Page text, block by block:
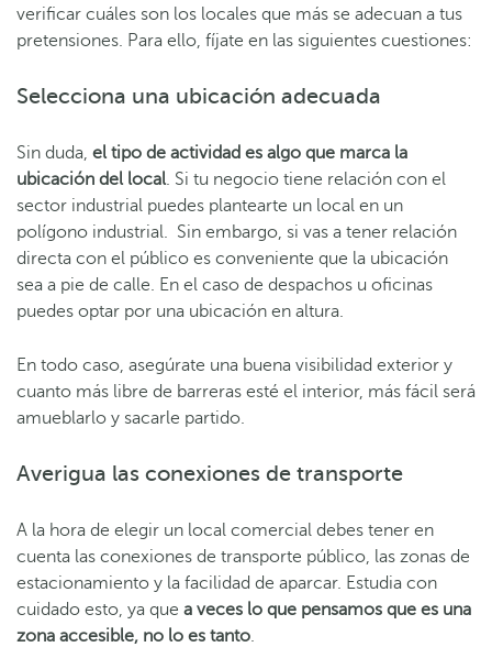
verificar cuáles son los locales que más se adecuan a tus
pretensiones. Para ello, fíjate en las siguientes cuestiones:
Selecciona una ubicación adecuada
Sin duda, el tipo de actividad es algo que marca la
ubicación del local. Si tu negocio tiene relación con el
sector industrial puedes plantearte un local en un
polígono industrial. Sin embargo, si vas a tener relación
directa con el público es conveniente que la ubicación
sea a pie de calle. En el caso de despachos u oficinas
puedes optar por una ubicación en altura.
En todo caso, asegúrate una buena visibilidad exterior y
cuanto más libre de barreras esté el interior, más fácil será
amueblarlo y sacarle partido.
Averigua las conexiones de transporte
A la hora de elegir un local comercial debes tener en
cuenta las conexiones de transporte público, las zonas de
estacionamiento y la facilidad de aparcar. Estudia con
cuidado esto, ya que a veces lo que pensamos que es una
zona accesible, no lo es tanto.